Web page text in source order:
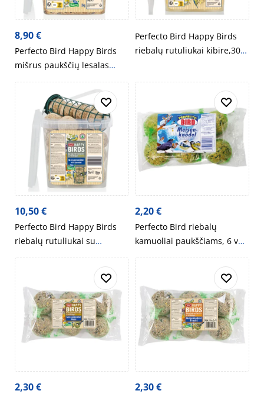
8,90€
Perfecto Bird Happy Birds
mišrus paukščių lesalas
kibire, 3kg
Perfecto Bird Happy Birds
riebalų rutuliukai kibire,30
10,50€
Perfecto Bird Happy Birds
riebalų rutuliukai su
dozatoriumi kibire,30 vnt,
2,5 kg
2,20€
Perfecto Bird riebalų
kamuoliai paukščiams, 6 vnt.
540g
2,30€ 2,30€